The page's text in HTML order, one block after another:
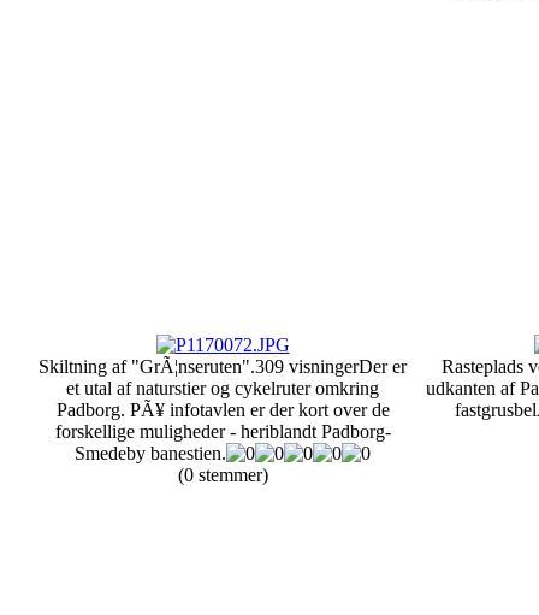
Skiltning af "GrÃ¦nseruten".309 visningerDer er
et utal af naturstier og cykelruter omkring
Padborg. PÃ¥ infotavlen er der kort over de
forskellige muligheder - heriblandt Padborg-
Smedeby banestien.
(0 stemmer)
Rasteplads
udkanten af